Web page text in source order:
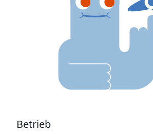
Betrieb